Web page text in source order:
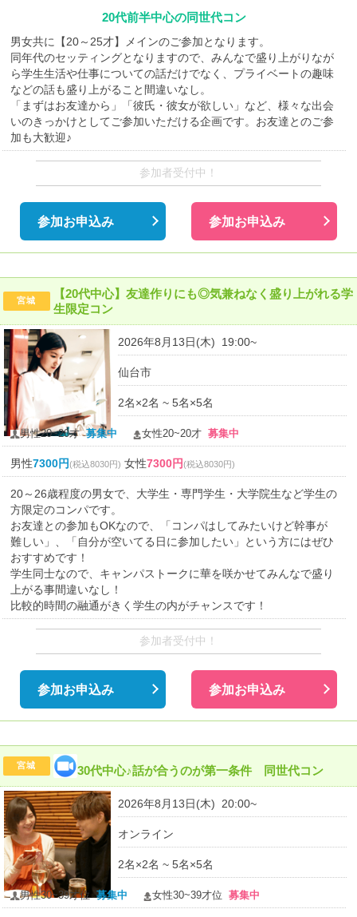
20代前半中心の同世代コン
男女共に【20～25才】メインのご参加となります。
同年代のセッティングとなりますので、みんなで盛り上がりなが
ら学生生活や仕事についての話だけでなく、プライベートの趣味
などの話も盛り上がること間違いなし。
「まずはお友達から」「彼氏・彼女が欲しい」など、様々な出会
いのきっかけとしてご参加いただける企画です。お友達とのご参
加も大歓迎♪
参加者受付中！
参加お申込み 参加お申込み
宮城
【20代中心】友達作りにも◎気兼ねなく盛り上がれる学
生限定コン
2026年8月13日(木) 19:00~
仙台市
2名×2名 ~ 5名×5名
男性20~20才募集中 女性20~20才募集中
男性7300円(税込8030円) 女性7300円(税込8030円)
20～26歳程度の男女で、大学生・専門学生・大学院生など学生の
方限定のコンパです。
お友達との参加もOKなので、「コンパはしてみたいけど幹事が
難しい」、「自分が空いてる日に参加したい」という方にはぜひ
おすすめです！
学生同士なので、キャンパストークに華を咲かせてみんなで盛り
上がる事間違いなし！
比較的時間の融通がきく学生の内がチャンスです！
参加者受付中！
参加お申込み 参加お申込み
宮城 30代中心♪話が合うのが第一条件 同世代コン
2026年8月13日(木) 20:00~
オンライン
2名×2名 ~ 5名×5名
男性30~39才位募集中 女性30~39才位 募集中